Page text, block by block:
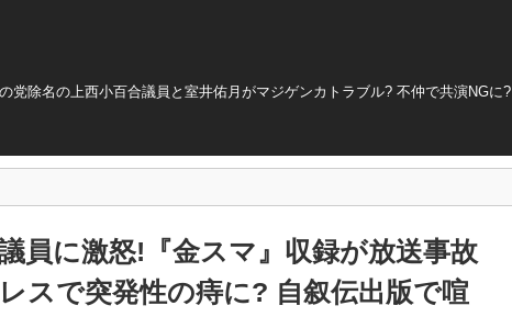
党除名の上西小百合議員と室井佑月がマジゲンカトラブル? 不仲で共演NGに?
員に激怒!『金スマ』収録が放送事故
スで突発性の痔に? 自叙伝出版で喧